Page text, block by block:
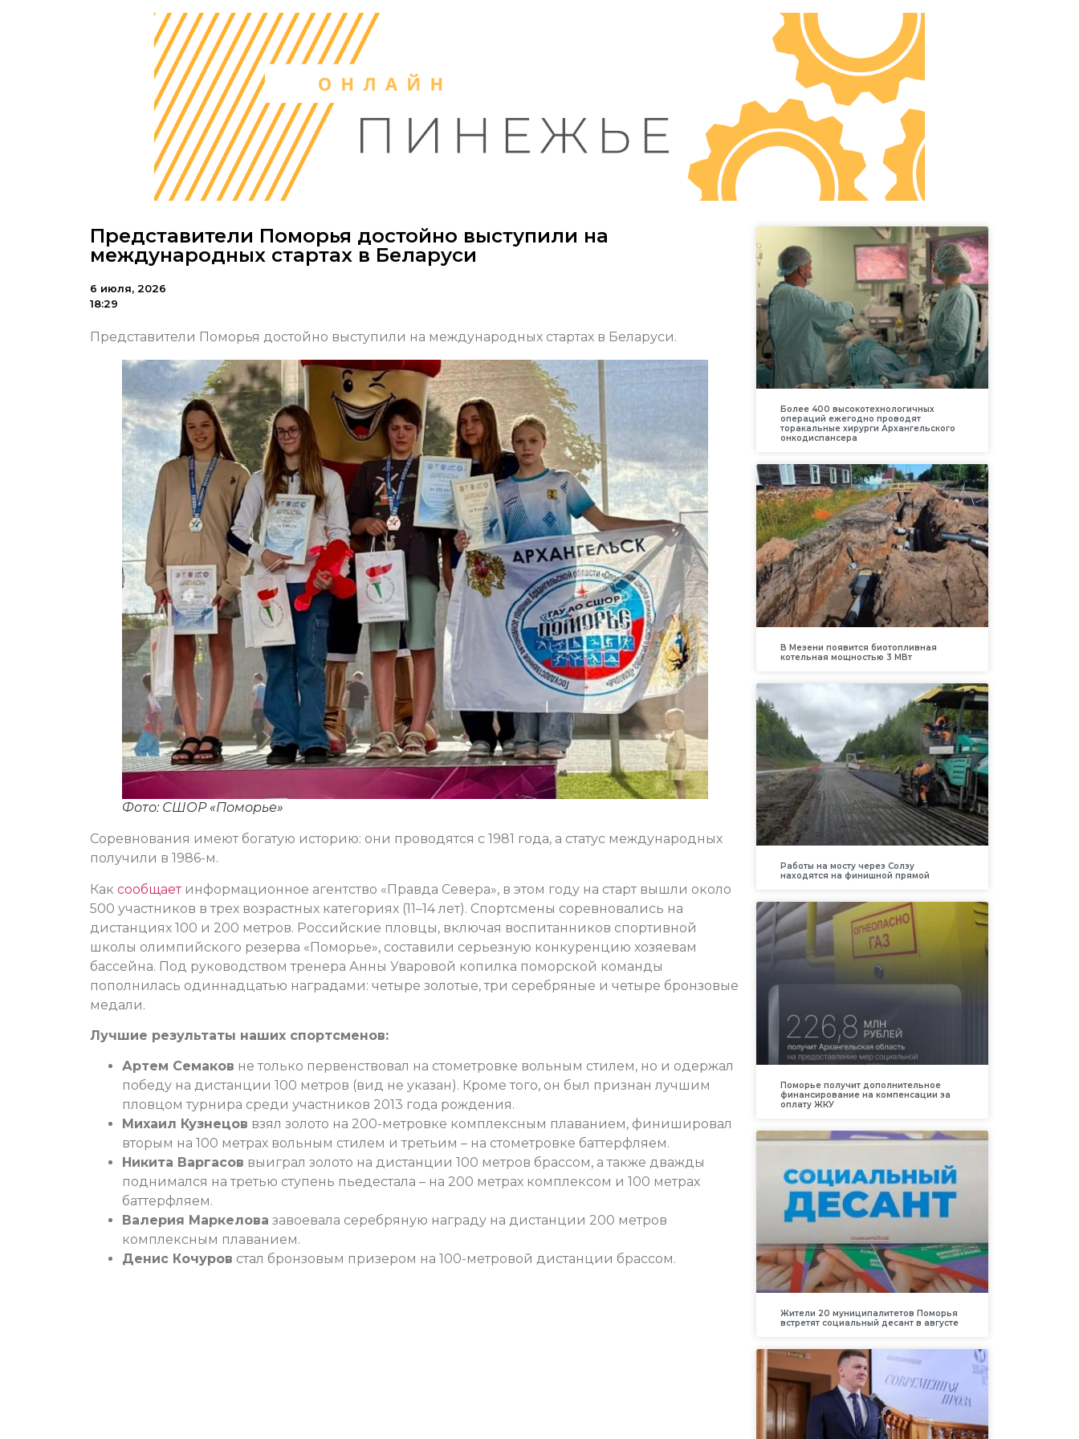
Представители Поморья достойно выступили на
международных стартах в Беларуси
6 июля, 2026
18:29
Представители Поморья достойно выступили на международных стартах в Беларуси.
Фото: СШОР «Поморье»
Соревнования имеют богатую историю: они проводятся с 1981 года, а статус международных
получили в 1986-м.
Как сообщаетинформационное агентство «Правда Севера», в этом году на старт вышли около
500 участников в трех возрастных категориях (11–14 лет). Спортсмены соревновались на
дистанциях 100 и 200 метров. Российские пловцы, включая воспитанников спортивной
школы олимпийского резерва «Поморье», составили серьезную конкуренцию хозяевам
бассейна. Под руководством тренера Анны Уваровой копилка поморской команды
пополнилась одиннадцатью наградами: четыре золотые, три серебряные и четыре бронзовые
медали.
Лучшие результаты наших спортсменов:
Артем Семаков не только первенствовал на стометровке вольным стилем, но и одержал
победу на дистанции 100 метров (вид не указан). Кроме того, он был признан лучшим
пловцом турнира среди участников 2013 года рождения.
Михаил Кузнецов взял золото на 200-метровке комплексным плаванием, финишировал
вторым на 100 метрах вольным стилем и третьим – на стометровке баттерфляем.
Никита Варгасов выиграл золото на дистанции 100 метров брассом, а также дважды
поднимался на третью ступень пьедестала – на 200 метрах комплексом и 100 метрах
баттерфляем.
Валерия Маркелова завоевала серебряную награду на дистанции 200 метров
комплексным плаванием.
Денис Кочуров стал бронзовым призером на 100-метровой дистанции брассом.
Более 400 высокотехнологичных
операций ежегодно проводят
торакальные хирурги Архангельского
онкодиспансера
В Мезени появится биотопливная
котельная мощностью 3 МВт
Работы на мосту через Солзу
находятся на финишной прямой
Поморье получит дополнительное
финансирование на компенсации за
оплату ЖКУ
Жители 20 муниципалитетов Поморья
встретят социальный десант в августе